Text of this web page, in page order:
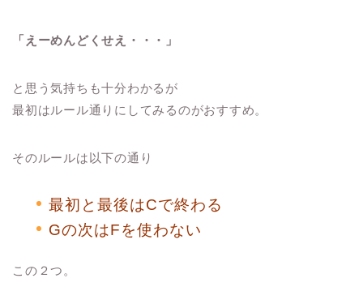
「えーめんどくせえ・・・」
と思う気持ちも十分わかるが
最初はルール通りにしてみるのがおすすめ。
そのルールは以下の通り
最初と最後はCで終わる
Gの次はFを使わない
この２つ。